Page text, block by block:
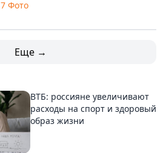
7 Фото
Еще →
ВТБ: россияне увеличивают
расходы на спорт и здоровый
образ жизни